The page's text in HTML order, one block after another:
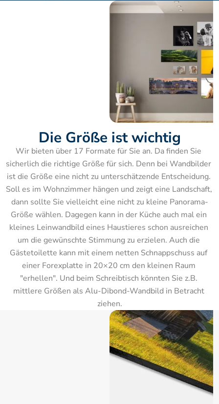
Die Größe ist wichtig
Wir bieten über 17 Formate für Sie an. Da finden Sie
sicherlich die richtige Größe für sich. Denn bei Wandbilder
ist die Größe eine nicht zu unterschätzende Entscheidung.
Soll es im Wohnzimmer hängen und zeigt eine Landschaft,
dann sollte Sie vielleicht eine nicht zu kleine Panorama-
Größe wählen. Dagegen kann in der Küche auch mal ein
kleines Leinwandbild eines Haustieres schon ausreichen
um die gewünschte Stimmung zu erzielen. Auch die
Gästetoilette kann mit einem netten Schnappschuss auf
einer Forexplatte in 20×20 cm den kleinen Raum
"erhellen". Und beim Schreibtisch könnten Sie z.B.
mittlere Größen als Alu-Dibond-Wandbild in Betracht
ziehen.